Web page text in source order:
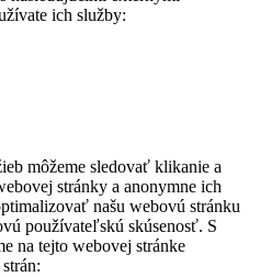
ich služby:
môžeme sledovať klikanie a
stránky a anonymne ich
našu webovú stránku
používateľskú skúsenosť. S
na tejto webovej stránke